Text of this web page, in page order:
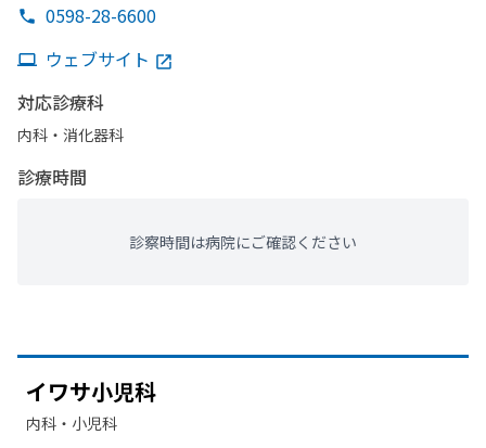
0598-28-6600
ウェブサイト
対応診療科
内科・​消化器科
診療時間
診察時間は病院にご確認ください
イワサ小児科
内科・​小児科